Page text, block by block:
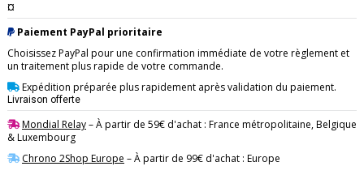
¤
Paiement PayPal prioritaire
Choisissez PayPal pour une confirmation immédiate de votre règlement et
un traitement plus rapide de votre commande.
Expédition préparée plus rapidement après validation du paiement.
Livraison offerte
Mondial Relay– À partir de 59€ d'achat : France métropolitaine, Belgique
& Luxembourg
Chrono 2Shop Europe – À partir de 99€ d'achat : Europe